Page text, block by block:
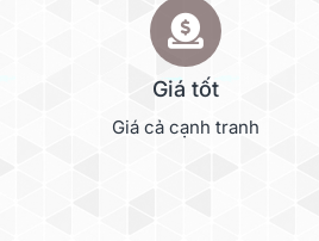
Giá tốt
Giá cả cạnh tranh